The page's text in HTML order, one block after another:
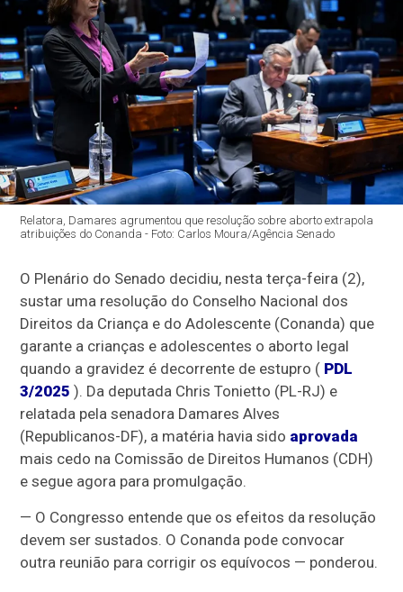
Relatora, Damares agrumentou que resolução sobre aborto extrapola
atribuições do Conanda - Foto: Carlos Moura/Agência Senado
O Plenário do Senado decidiu, nesta terça-feira (2),
sustar uma resolução do Conselho Nacional dos
Direitos da Criança e do Adolescente (Conanda) que
garante a crianças e adolescentes o aborto legal
quando a gravidez é decorrente de estupro ( PDL
3/2025 ). Da deputada Chris Tonietto (PL-RJ) e
relatada pela senadora Damares Alves
(Republicanos-DF), a matéria havia sido aprovada
mais cedo na Comissão de Direitos Humanos (CDH)
e segue agora para promulgação.
— O Congresso entende que os efeitos da resolução
devem ser sustados. O Conanda pode convocar
outra reunião para corrigir os equívocos — ponderou.